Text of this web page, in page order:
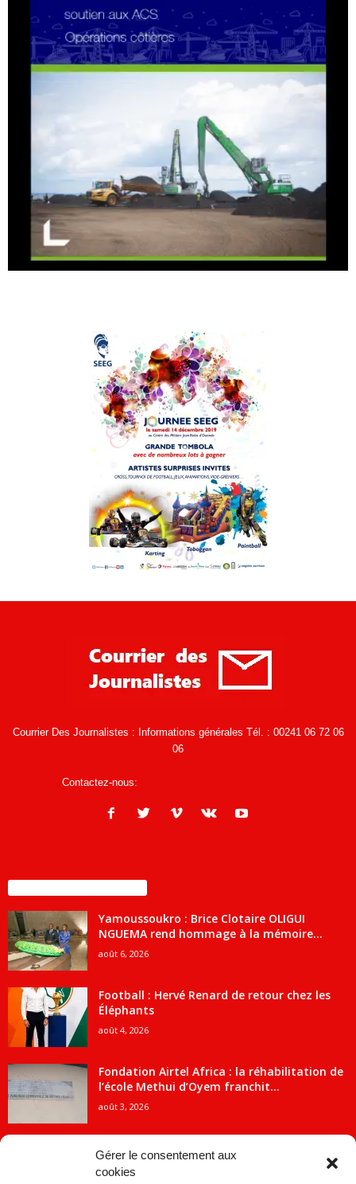
Gérer le consentement aux
cookies
Courrier Des Journalistes : Informations générales Tél. : 00241 06 72 06
06
Contactez-nous:
Yamoussoukro : Brice Clotaire OLIGUI
NGUEMA rend hommage à la mémoire...
août 6, 2026
Football : Hervé Renard de retour chez les
Éléphants
août 4, 2026
Fondation Airtel Africa : la réhabilitation de
l’école Methui d’Oyem franchit...
août 3, 2026
CATÉGORIE POPULAIRE